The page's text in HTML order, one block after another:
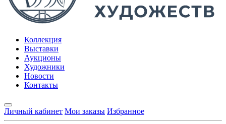
Коллекция
Выставки
Аукционы
Художники
Новости
Контакты
Личный кабинет Мои заказы Избранное